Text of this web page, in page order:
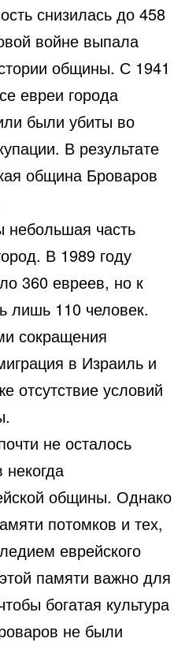
снизилась до 458
войне выпала
общины. С 1941
евреи города
были убиты во
В результате
община Броваров
небольшая часть
В 1989 году
360 евреев, но к
лишь 110 человек.
сокращения
в Израиль и
отсутствие условий
не осталось
общины. Однако
потомков и тех,
еврейского
памяти важно для
богатая культура
не были